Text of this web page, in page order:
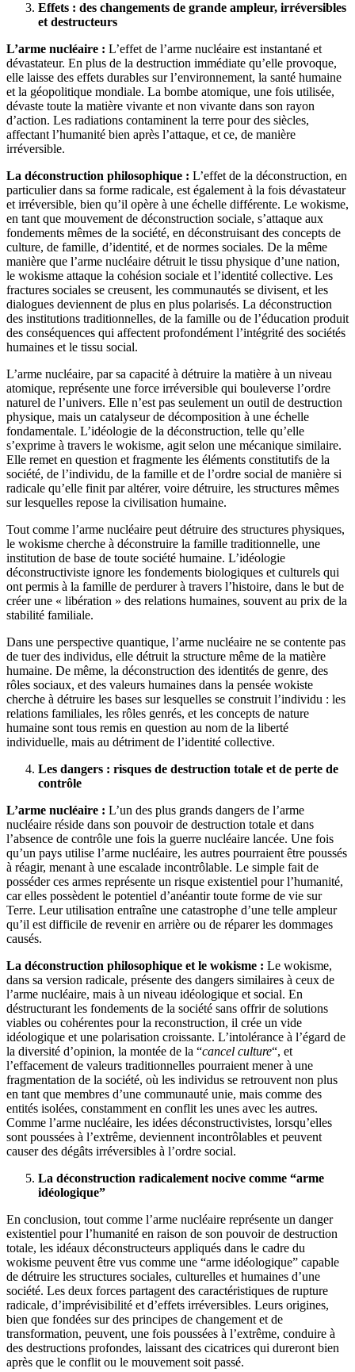
Effets : des changements de grande ampleur, irréversibles
et destructeurs
L’arme nucléaire : L’effet de l’arme nucléaire est instantané et
dévastateur. En plus de la destruction immédiate qu’elle provoque,
elle laisse des effets durables sur l’environnement, la santé humaine
et la géopolitique mondiale. La bombe atomique, une fois utilisée,
dévaste toute la matière vivante et non vivante dans son rayon
d’action. Les radiations contaminent la terre pour des siècles,
affectant l’humanité bien après l’attaque, et ce, de manière
irréversible.
La déconstruction philosophique : L’effet de la déconstruction, en
particulier dans sa forme radicale, est également à la fois dévastateur
et irréversible, bien qu’il opère à une échelle différente. Le wokisme,
en tant que mouvement de déconstruction sociale, s’attaque aux
fondements mêmes de la société, en déconstruisant des concepts de
culture, de famille, d’identité, et de normes sociales. De la même
manière que l’arme nucléaire détruit le tissu physique d’une nation,
le wokisme attaque la cohésion sociale et l’identité collective. Les
fractures sociales se creusent, les communautés se divisent, et les
dialogues deviennent de plus en plus polarisés. La déconstruction
des institutions traditionnelles, de la famille ou de l’éducation produit
des conséquences qui affectent profondément l’intégrité des sociétés
humaines et le tissu social.
L’arme nucléaire, par sa capacité à détruire la matière à un niveau
atomique, représente une force irréversible qui bouleverse l’ordre
naturel de l’univers. Elle n’est pas seulement un outil de destruction
physique, mais un catalyseur de décomposition à une échelle
fondamentale. L’idéologie de la déconstruction, telle qu’elle
s’exprime à travers le wokisme, agit selon une mécanique similaire.
Elle remet en question et fragmente les éléments constitutifs de la
société, de l’individu, de la famille et de l’ordre social de manière si
radicale qu’elle finit par altérer, voire détruire, les structures mêmes
sur lesquelles repose la civilisation humaine.
Tout comme l’arme nucléaire peut détruire des structures physiques,
le wokisme cherche à déconstruire la famille traditionnelle, une
institution de base de toute société humaine. L’idéologie
déconstructiviste ignore les fondements biologiques et culturels qui
ont permis à la famille de perdurer à travers l’histoire, dans le but de
créer une « libération » des relations humaines, souvent au prix de la
stabilité familiale.
Dans une perspective quantique, l’arme nucléaire ne se contente pas
de tuer des individus, elle détruit la structure même de la matière
humaine. De même, la déconstruction des identités de genre, des
rôles sociaux, et des valeurs humaines dans la pensée wokiste
cherche à détruire les bases sur lesquelles se construit l’individu : les
relations familiales, les rôles genrés, et les concepts de nature
humaine sont tous remis en question au nom de la liberté
individuelle, mais au détriment de l’identité collective.
Les dangers : risques de destruction totale et de perte de
contrôle
L’arme nucléaire : L’un des plus grands dangers de l’arme
nucléaire réside dans son pouvoir de destruction totale et dans
l’absence de contrôle une fois la guerre nucléaire lancée. Une fois
qu’un pays utilise l’arme nucléaire, les autres pourraient être poussés
à réagir, menant à une escalade incontrôlable. Le simple fait de
posséder ces armes représente un risque existentiel pour l’humanité,
car elles possèdent le potentiel d’anéantir toute forme de vie sur
Terre. Leur utilisation entraîne une catastrophe d’une telle ampleur
qu’il est difficile de revenir en arrière ou de réparer les dommages
causés.
La déconstruction philosophique et le wokisme : Le wokisme,
dans sa version radicale, présente des dangers similaires à ceux de
l’arme nucléaire, mais à un niveau idéologique et social. En
déstructurant les fondements de la société sans offrir de solutions
viables ou cohérentes pour la reconstruction, il crée un vide
idéologique et une polarisation croissante. L’intolérance à l’égard de
la diversité d’opinion, la montée de la “cancel culture“, et
l’effacement de valeurs traditionnelles pourraient mener à une
fragmentation de la société, où les individus se retrouvent non plus
en tant que membres d’une communauté unie, mais comme des
entités isolées, constamment en conflit les unes avec les autres.
Comme l’arme nucléaire, les idées déconstructivistes, lorsqu’elles
sont poussées à l’extrême, deviennent incontrôlables et peuvent
causer des dégâts irréversibles à l’ordre social.
La déconstruction radicalement nocive comme “arme
idéologique”
En conclusion, tout comme l’arme nucléaire représente un danger
existentiel pour l’humanité en raison de son pouvoir de destruction
totale, les idéaux déconstructeurs appliqués dans le cadre du
wokisme peuvent être vus comme une “arme idéologique” capable
de détruire les structures sociales, culturelles et humaines d’une
société. Les deux forces partagent des caractéristiques de rupture
radicale, d’imprévisibilité et d’effets irréversibles. Leurs origines,
bien que fondées sur des principes de changement et de
transformation, peuvent, une fois poussées à l’extrême, conduire à
des destructions profondes, laissant des cicatrices qui dureront bien
après que le conflit ou le mouvement soit passé.